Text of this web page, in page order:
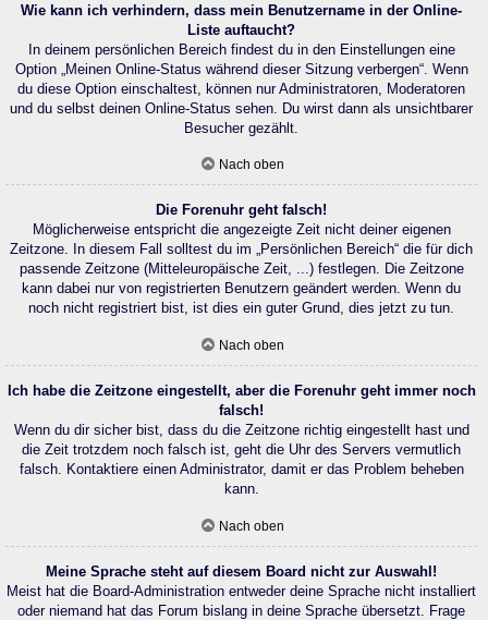
Wie kann ich verhindern, dass mein Benutzername in der Online-
Liste auftaucht?
In deinem persönlichen Bereich findest du in den Einstellungen eine
Option „Meinen Online-Status während dieser Sitzung verbergen“. Wenn
du diese Option einschaltest, können nur Administratoren, Moderatoren
und du selbst deinen Online-Status sehen. Du wirst dann als unsichtbarer
Besucher gezählt.
Nach oben
Die Forenuhr geht falsch!
Möglicherweise entspricht die angezeigte Zeit nicht deiner eigenen
Zeitzone. In diesem Fall solltest du im „Persönlichen Bereich“ die für dich
passende Zeitzone (Mitteleuropäische Zeit, ...) festlegen. Die Zeitzone
kann dabei nur von registrierten Benutzern geändert werden. Wenn du
noch nicht registriert bist, ist dies ein guter Grund, dies jetzt zu tun.
Nach oben
Ich habe die Zeitzone eingestellt, aber die Forenuhr geht immer noch
falsch!
Wenn du dir sicher bist, dass du die Zeitzone richtig eingestellt hast und
die Zeit trotzdem noch falsch ist, geht die Uhr des Servers vermutlich
falsch. Kontaktiere einen Administrator, damit er das Problem beheben
kann.
Nach oben
Meine Sprache steht auf diesem Board nicht zur Auswahl!
Meist hat die Board-Administration entweder deine Sprache nicht installiert
oder niemand hat das Forum bislang in deine Sprache übersetzt. Frage